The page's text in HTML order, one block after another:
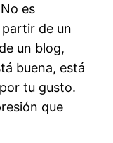
es
partir de un
un blog,
buena, está
tu gusto.
que